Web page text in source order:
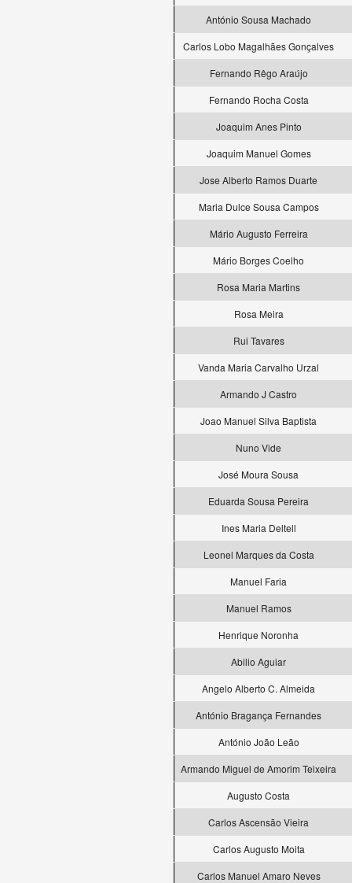
António Sousa Machado
Carlos Lobo Magalhães Gonçalves
Fernando Rêgo Araújo
Fernando Rocha Costa
Joaquim Anes Pinto
Joaquim Manuel Gomes
Jose Alberto Ramos Duarte
Maria Dulce Sousa Campos
Mário Augusto Ferreira
Mário Borges Coelho
Rosa Maria Martins
Rosa Meira
Rui Tavares
Vanda Maria Carvalho Urzal
Armando J Castro
Joao Manuel Silva Baptista
Nuno Vide
José Moura Sousa
Eduarda Sousa Pereira
Ines Maria Deltell
Leonel Marques da Costa
Manuel Faria
Manuel Ramos
Henrique Noronha
Abilio Aguiar
Angelo Alberto C. Almeida
António Bragança Fernandes
António João Leão
Armando Miguel de Amorim Teixeira
Augusto Costa
Carlos Ascensão Vieira
Carlos Augusto Moita
Carlos Manuel Amaro Neves